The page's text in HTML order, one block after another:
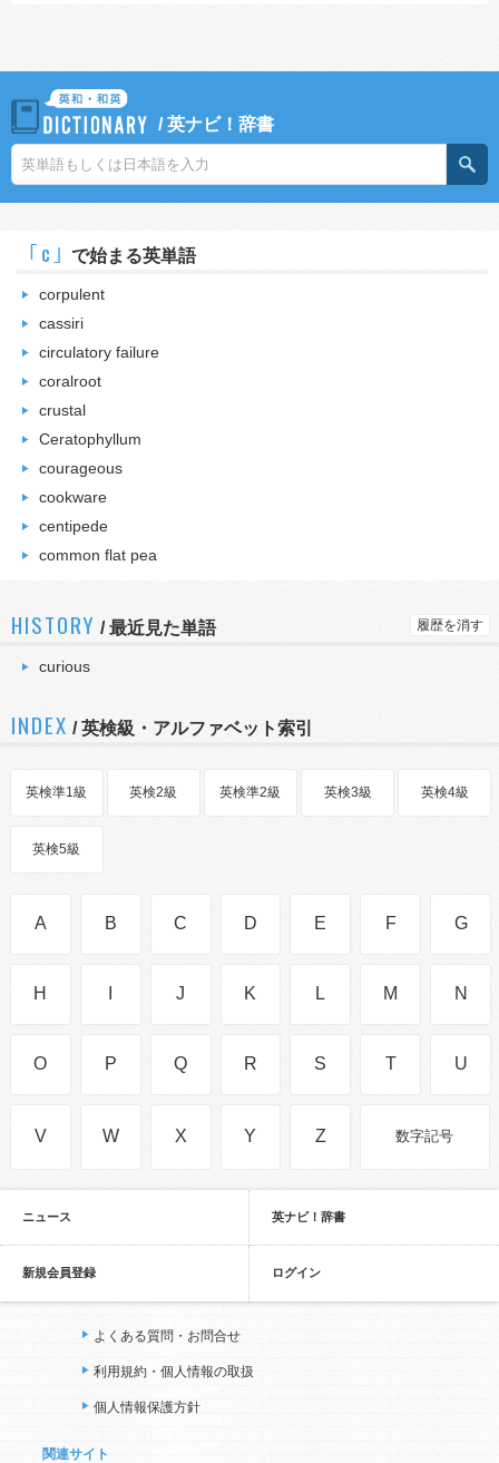
/英ナビ！辞書
｢c｣ で始まる英単語
corpulent
cassiri
circulatory failure
coralroot
crustal
Ceratophyllum
courageous
cookware
centipede
common flat pea
HISTORY /最近見た単語 履歴を消す
curious
INDEX / 英検級・アルファベット索引
英検準1級 英検2級 英検準2級 英検3級 英検4級
英検5級
A B C D E F G
H J K L M N
O P Q R S T U
V W X Y Z 数字記号
ニュース 英ナビ！辞書
新規会員登録 ログイン
よくある質問・お問合せ
利用規約・個人情報の取扱
個人情報保護方針
関連サイト